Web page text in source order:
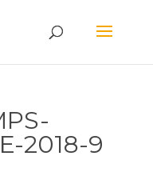
2018-9